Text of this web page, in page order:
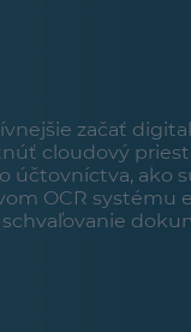
začať
cloudový
ako
OCR systému